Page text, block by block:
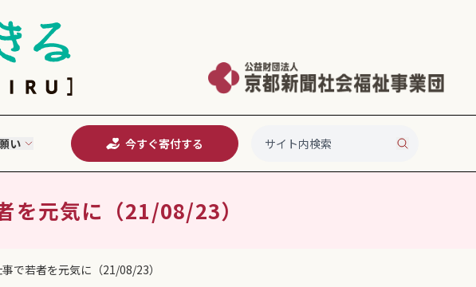
い 今すぐ寄付する
を元気に（21/08/23）
で若者を元気に（21/08/23）